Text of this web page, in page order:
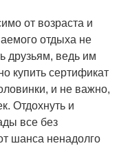
от возраста и
отдыха не
друзьям, ведь им
купить сертификат
и не важно,
Отдохнуть и
все без
шанса ненадолго